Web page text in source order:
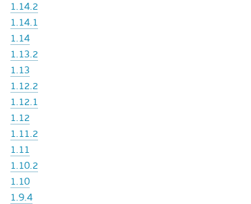
1.14.2
1.14.1
1.14
1.13.2
1.13
1.12.2
1.12.1
1.12
1.11.2
1.11
1.10.2
1.10
1.9.4